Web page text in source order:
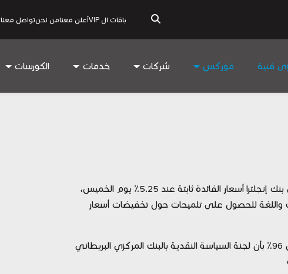
باقات ال VIP أعلن معنامن نحنتواصل معنا
فنية فوركس شركات خدمات الكورسات
تترقب الأسواق اليوم قرار بنك انجلترا حيث من المتوقع أن يُبقي بنك إنجلترا أسعار الفائدة ثابتة عند 5.25٪ يوم الخميس،
واللغة للحصول على تلميحات حول تخفيضات أسعار
كان السوق بعد ظهر يوم الأربعاء يحسب احتمالًا بنسبة تزيد عن 96٪ بأن لجنة السياسة النقدية بالبنك المركزي البريطاني